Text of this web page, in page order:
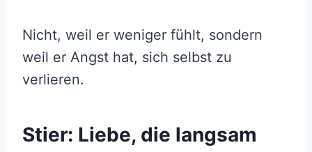
Nicht, weil er weniger fühlt, sondern
weil er Angst hat, sich selbst zu
verlieren.
Stier: Liebe, die langsam